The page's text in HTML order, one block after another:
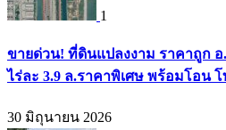
1
ขายด่วน! ที่ดินแปลงงาม ราคาถูก อ
ไร่ละ 3.9 ล.ราคาพิเศษ พร้อมโอน โ
30 มิถุนายน 2026